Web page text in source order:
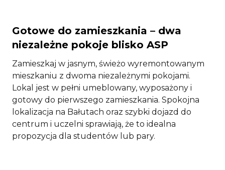
Gotowe do zamieszkania – dwa
niezależne pokoje blisko ASP
Zamieszkaj w jasnym, świeżo wyremontowanym
mieszkaniu z dwoma niezależnymi pokojami.
Lokal jest w pełni umeblowany, wyposażony i
gotowy do pierwszego zamieszkania. Spokojna
lokalizacja na Bałutach oraz szybki dojazd do
centrum i uczelni sprawiają, że to idealna
propozycja dla studentów lub pary.